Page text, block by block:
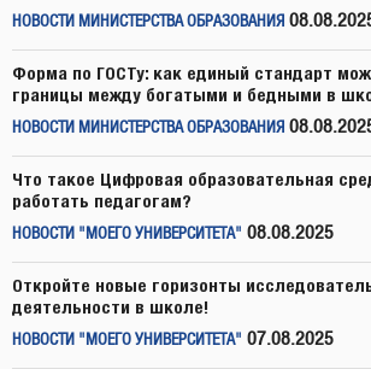
НОВОСТИ МИНИСТЕРСТВА ОБРАЗОВАНИЯ
Форма по ГОСТу: как единый стандарт
границы между богатыми и бедными в
НОВОСТИ МИНИСТЕРСТВА ОБРАЗОВАНИЯ
Что такое Цифровая образовательная
работать педагогам?
НОВОСТИ "МОЕГО УНИВЕРСИТЕТА" 08.08.2025
Откройте новые горизонты
деятельности в школе!
НОВОСТИ "МОЕГО УНИВЕРСИТЕТА" 07.08.2025